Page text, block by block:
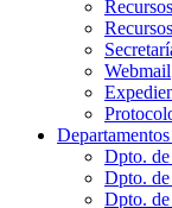
Webmail
Dpto.
Dpto.
Dpto.